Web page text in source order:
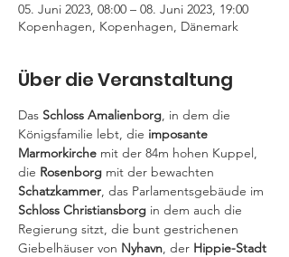
05. Juni 2023, 08:00 – 08. Juni 2023, 19:00
Kopenhagen, Kopenhagen, Dänemark
Über die Veranstaltung
Das Schloss Amalienborg, in dem die
Königsfamilie lebt, die imposante
Marmorkirche mit der 84m hohen Kuppel,
die Rosenborg mit der bewachten
Schatzkammer, das Parlamentsgebäude im
Schloss Christiansborg in dem auch die
Regierung sitzt, die bunt gestrichenen
Giebelhäuser von Nyhavn, der Hippie-Stadt